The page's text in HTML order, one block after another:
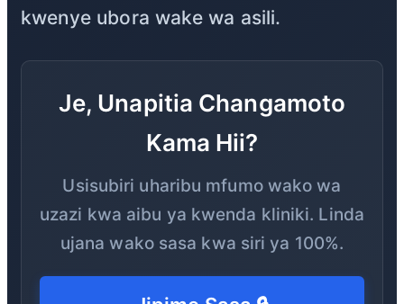
kwenye ubora wake wa asili.
Je, Unapitia Changamoto
Kama Hii?
Usisubiri uharibu mfumo wako wa
uzazi kwa aibu ya kwenda kliniki. Linda
ujana wako sasa kwa siri ya 100%.